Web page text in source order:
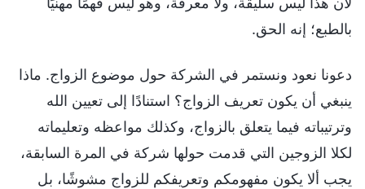
بالطبع؛ إنه الحق.
دعونا نعود ونستمر في الشركة حول موضوع الزواج. ماذا
ينبغي أن يكون تعريف الزواج؟ استنادًا إلى تعيين الله
وترتيباته فيما يتعلق بالزواج، وكذلك مواعظه وتعليماته
لكلا الزوجين التي قدمت حولها شركة في المرة السابقة،
يجب ألا يكون مفهومكم وتعريفكم للزواج مشوشًا، بل